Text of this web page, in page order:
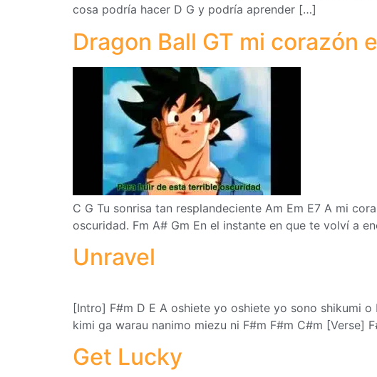
cosa podría hacer D G y podría aprender […]
Dragon Ball GT mi corazón
C G Tu sonrisa tan resplandeciente Am Em E7 A mi
oscuridad. Fm A# Gm En el instante en que te volví a
Unravel
[Intro] F#m D E A oshiete yo oshiete yo sono shikumi
kimi ga warau nanimo miezu ni F#m F#m C#m [Verse]
Get Lucky